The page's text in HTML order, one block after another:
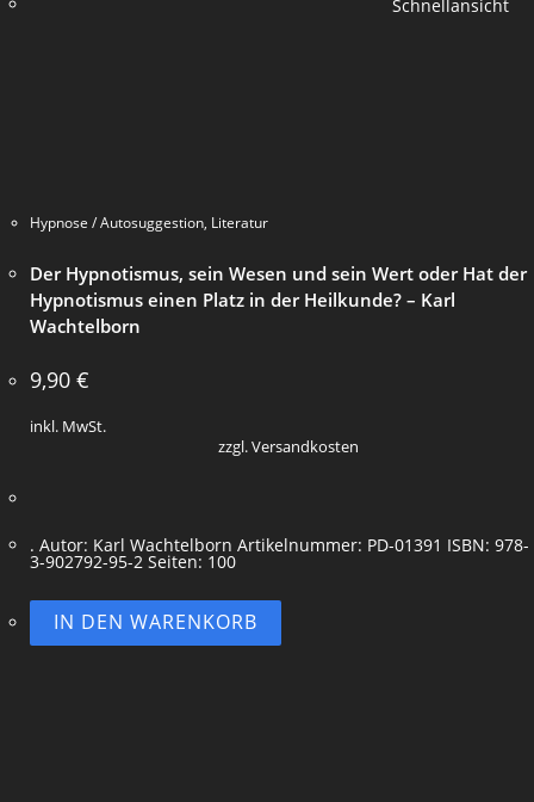
Hypnose / Autosuggestion, Literatur
Der Hypnotismus, sein Wesen und sein Wert oder Hat der
Hypnotismus einen Platz in der Heilkunde? – Karl
Wachtelborn
9,90 €
inkl. MwSt.
zzgl. Versandkosten
. Autor: Karl Wachtelborn Artikelnummer: PD-01391 ISBN: 978-
3-902792-95-2 Seiten: 100
IN DEN WARENKORB